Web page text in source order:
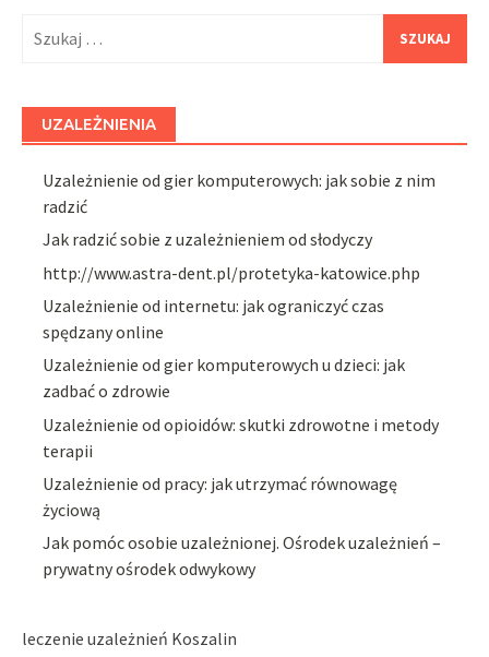
UZALEŻNIENIA
Uzależnienie od gier komputerowych: jak sobie z nim
radzić
Jak radzić sobie z uzależnieniem od słodyczy
http://www.astra-dent.pl/protetyka-katowice.php
Uzależnienie od internetu: jak ograniczyć czas
spędzany online
Uzależnienie od gier komputerowych u dzieci: jak
zadbać o zdrowie
Uzależnienie od opioidów: skutki zdrowotne i metody
terapii
Uzależnienie od pracy: jak utrzymać równowagę
życiową
Jak pomóc osobie uzależnionej. Ośrodek uzależnień –
prywatny ośrodek odwykowy
leczenie uzależnień Koszalin